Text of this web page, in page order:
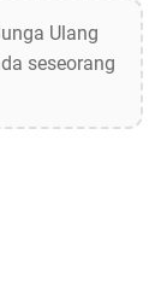
Ulang
seseorang